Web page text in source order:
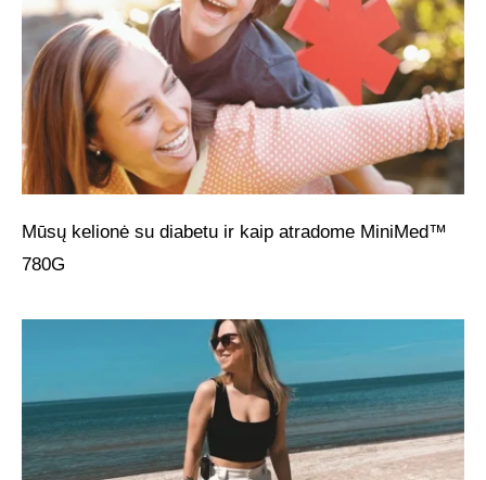
Mūsų kelionė su diabetu ir kaip atradome MiniMed™
780G